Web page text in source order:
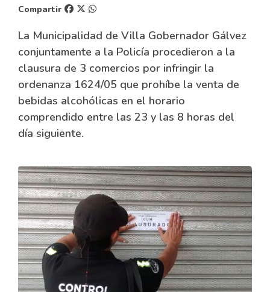
Compartir
La Municipalidad de Villa Gobernador Gálvez
conjuntamente a la Policía procedieron a la
clausura de 3 comercios por infringir la
ordenanza 1624/05 que prohíbe la venta de
bebidas alcohólicas en el horario
comprendido entre las 23 y las 8 horas del
día siguiente.